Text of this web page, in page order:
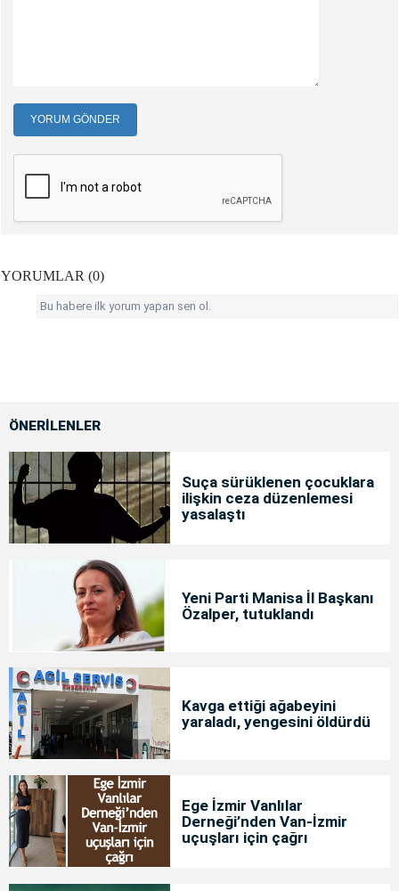
YORUM GÖNDER
YORUMLAR (0)
Bu habere ilk yorum yapan sen ol.
ÖNERİLENLER
Suça sürüklenen çocuklara
ilişkin ceza düzenlemesi
yasalaştı
Yeni Parti Manisa İl Başkanı
Özalper, tutuklandı
Kavga ettiği ağabeyini
yaraladı, yengesini öldürdü
Ege İzmir Vanlılar
Derneği’nden Van-İzmir
uçuşları için çağrı